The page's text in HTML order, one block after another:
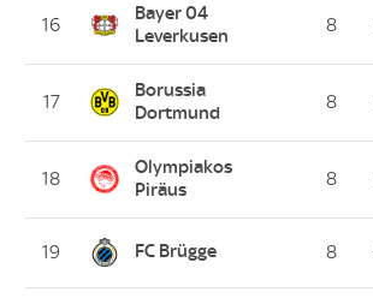
16
Bayer 04
Leverkusen
8
17
Borussia
Dortmund
8
18
Olympiakos
Piräus
8
19 FC Brügge 8